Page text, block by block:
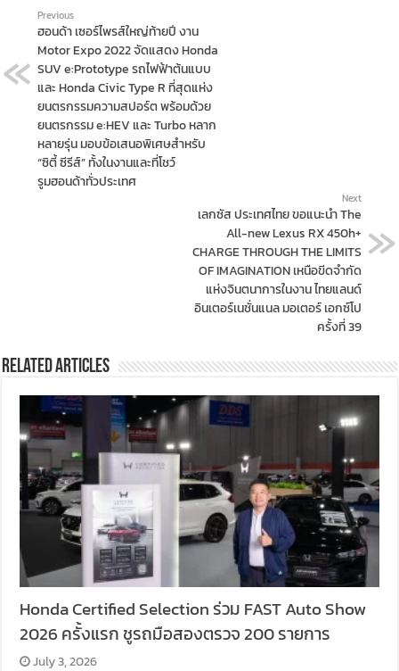
Previous
ฮอนด้า เซอร์ไพรส์ใหญ่ท้ายปี งาน
Motor Expo 2022 จัดแสดง Honda
SUV e:Prototype รถไฟฟ้าต้นแบบ
และ Honda Civic Type R ที่สุดแห่ง
ยนตรกรรมความสปอร์ต พร้อมด้วย
ยนตรกรรม e:HEV และ Turbo หลาก
หลายรุ่น มอบข้อเสนอพิเศษสำหรับ
“ซิตี้ ซีรีส์” ทั้งในงานและที่โชว์
รูมฮอนด้าทั่วประเทศ
Next
เลกซัส ประเทศไทย ขอแนะนำ The
All-new Lexus RX 450h+
CHARGE THROUGH THE LIMITS
OF IMAGINATION เหนือขีดจำกัด
แห่งจินตนาการในงาน ไทยแลนด์
อินเตอร์เนชั่นแนล มอเตอร์ เอกซ์โป
ครั้งที่ 39
Related Articles
Honda Certified Selection ร่วม FAST Auto Show
2026 ครั้งแรก ชูรถมือสองตรวจ 200 รายการ
July 3, 2026